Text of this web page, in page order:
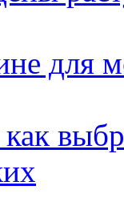
для